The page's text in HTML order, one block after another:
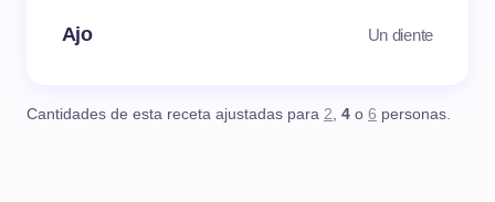
Ajo Un diente
Cantidades de esta receta ajustadas para 2, 4 o 6 personas.